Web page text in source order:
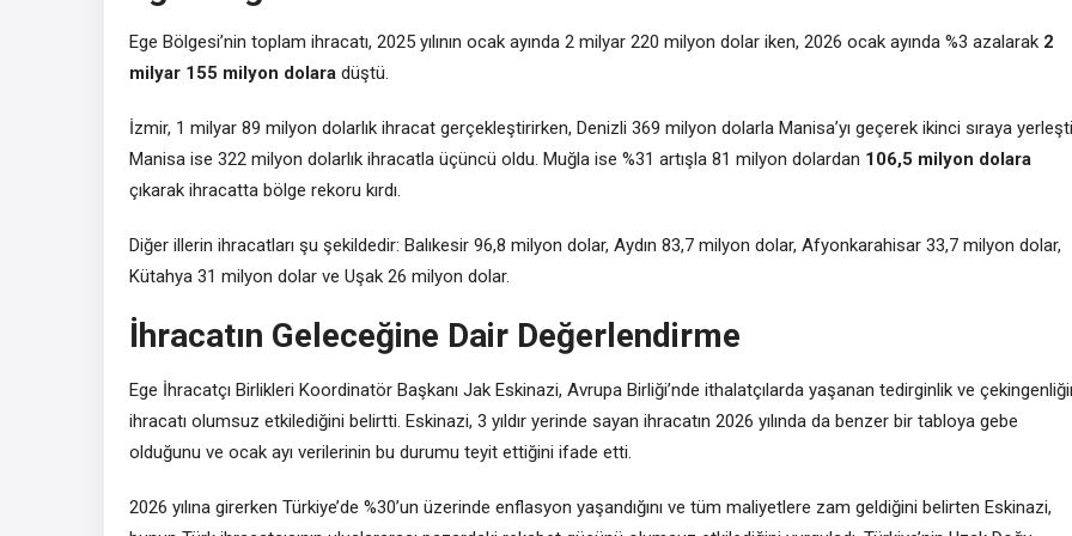
Ege Bölgesi’nin toplam ihracatı, 2025 yılının ocak ayında 2 milyar 220 milyon dolar iken, 2026 ocak ayında %3 azalarak 2
milyar 155 milyon dolara düştü.
İzmir, 1 milyar 89 milyon dolarlık ihracat gerçekleştirirken, Denizli 369 milyon dolarla Manisa’yı geçerek ikinci sıraya
Manisa ise 322 milyon dolarlık ihracatla üçüncü oldu. Muğla ise %31 artışla 81 milyon dolardan 106,5 milyon dolara
çıkarak ihracatta bölge rekoru kırdı.
Diğer illerin ihracatları şu şekildedir: Balıkesir 96,8 milyon dolar, Aydın 83,7 milyon dolar, Afyonkarahisar 33,7 milyon dolar,
Kütahya 31 milyon dolar ve Uşak 26 milyon dolar.
İhracatın Geleceğine Dair Değerlendirme
Ege İhracatçı Birlikleri Koordinatör Başkanı Jak Eskinazi, Avrupa Birliği’nde ithalatçılarda yaşanan tedirginlik ve
ihracatı olumsuz etkilediğini belirtti. Eskinazi, 3 yıldır yerinde sayan ihracatın 2026 yılında da benzer bir tabloya gebe
olduğunu ve ocak ayı verilerinin bu durumu teyit ettiğini ifade etti.
2026 yılına girerken Türkiye’de %30’un üzerinde enflasyon yaşandığını ve tüm maliyetlere zam geldiğini belirten Eskinazi,